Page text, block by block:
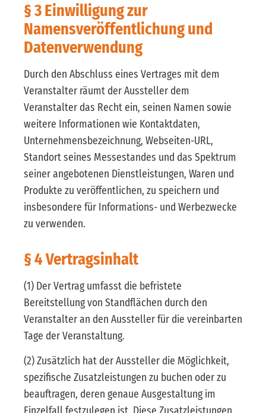
§ 3 Einwilligung zur
Namensveröffentlichung und
Datenverwendung
Durch den Abschluss eines Vertrages mit dem
Veranstalter räumt der Aussteller dem
Veranstalter das Recht ein, seinen Namen sowie
weitere Informationen wie Kontaktdaten,
Unternehmensbezeichnung, Webseiten-URL,
Standort seines Messestandes und das Spektrum
seiner angebotenen Dienstleistungen, Waren und
Produkte zu veröffentlichen, zu speichern und
insbesondere für Informations- und Werbezwecke
zu verwenden.
§ 4 Vertragsinhalt
(1) Der Vertrag umfasst die befristete
Bereitstellung von Standflächen durch den
Veranstalter an den Aussteller für die vereinbarten
Tage der Veranstaltung.
(2) Zusätzlich hat der Aussteller die Möglichkeit,
spezifische Zusatzleistungen zu buchen oder zu
beauftragen, deren genaue Ausgestaltung im